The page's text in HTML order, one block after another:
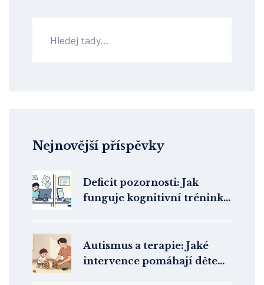
Nejnovější příspěvky
Deficit pozornosti: Jak
funguje kognitivní trénink a
Autismus a terapie: Jaké
intervence pomáhají dětem